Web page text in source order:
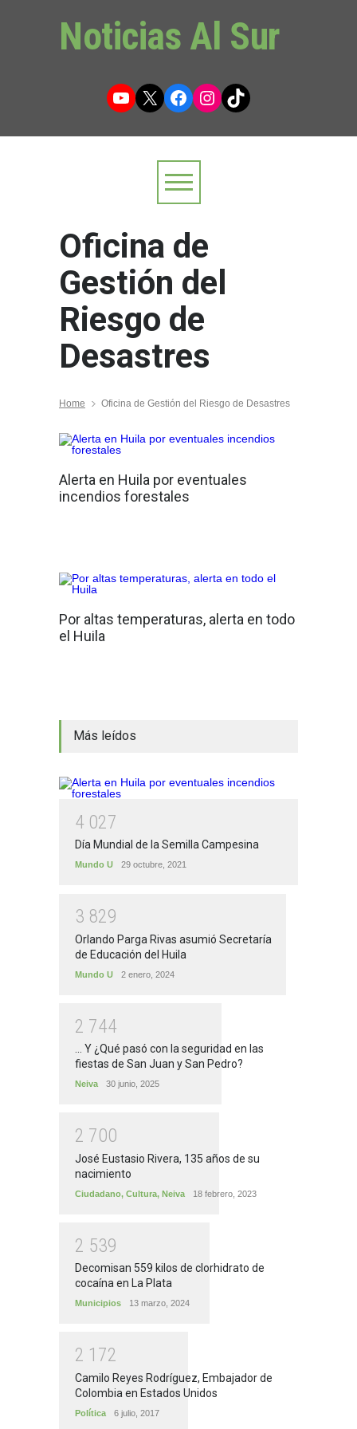
Noticias Al Sur
YouTube
X Facebook
Instagram
TikTok
Oficina de
Gestión del
Riesgo de
Desastres
Home Oficina de Gestión del Riesgo de Desastres
Alerta en Huila por eventuales
incendios forestales
Por altas temperaturas, alerta en todo
el Huila
Más leídos
4 027
Día Mundial de la Semilla Campesina
Mundo U 29 octubre, 2021
3 829
Orlando Parga Rivas asumió Secretaría
de Educación del Huila
Mundo U 2 enero, 2024
2 744
... Y ¿Qué pasó con la seguridad en las
fiestas de San Juan y San Pedro?
Neiva 30 junio, 2025
2 700
José Eustasio Rivera, 135 años de su
nacimiento
Ciudadano, Cultura, Neiva 18 febrero, 2023
2 539
Decomisan 559 kilos de clorhidrato de
cocaína en La Plata
Municipios 13 marzo, 2024
2 1 72
Camilo Reyes Rodríguez, Embajador de
Colombia en Estados Unidos
Política 6 julio, 2017